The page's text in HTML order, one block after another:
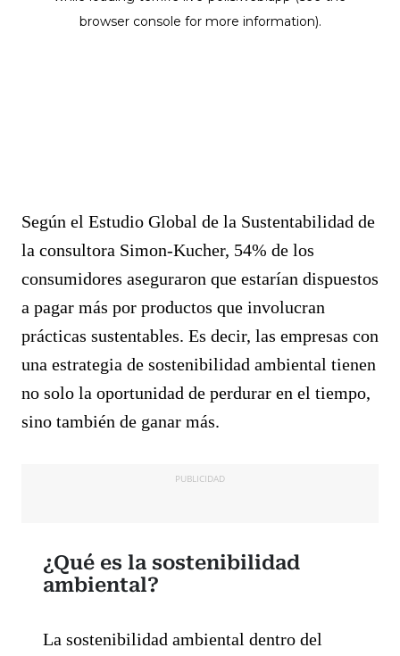
Según el Estudio Global de la Sustentabilidad de
la consultora Simon-Kucher, 54% de los
consumidores aseguraron que estarían dispuestos
a pagar más por productos que involucran
prácticas sustentables. Es decir, las empresas con
una estrategia de sostenibilidad ambiental tienen
no solo la oportunidad de perdurar en el tiempo,
sino también de ganar más.
PUBLICIDAD
¿Qué es la sostenibilidad
ambiental?
La sostenibilidad ambiental dentro del